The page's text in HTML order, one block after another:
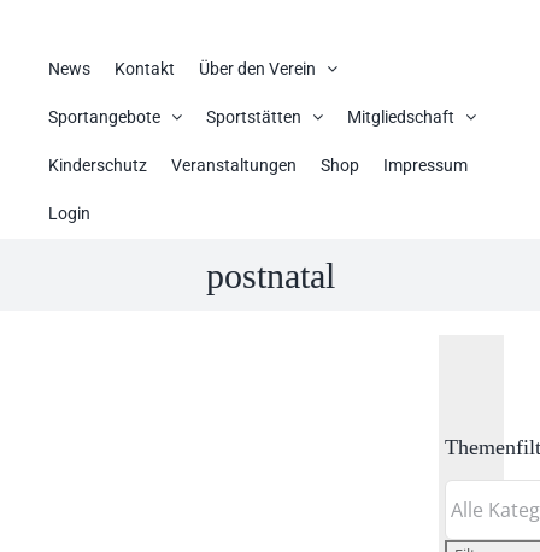
News Kontakt Über den Verein
Sportangebote Sportstätten Mitgliedschaft
Kinderschutz Veranstaltungen Shop Impressum
Login
postnatal